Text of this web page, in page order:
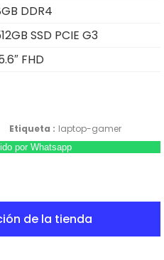
DDR4
SSD PCIE G3
FHD
Etiqueta : laptop-gamer
por Whatsapp
de la tienda